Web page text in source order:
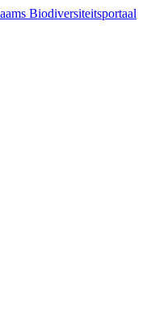
Biodiversiteitsportaal